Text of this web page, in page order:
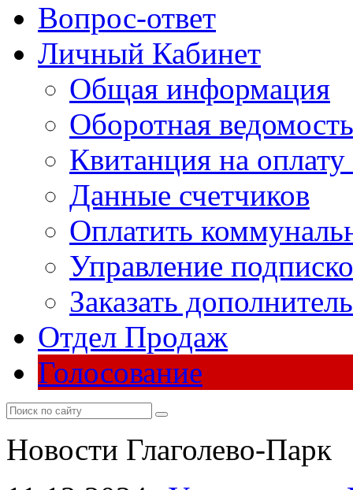
Вопрос-ответ
Личный Кабинет
Общая информация
Оборотная ведомость
Квитанция на
Данные счетчиков
Оплатить
Управление
Заказать
Отдел Продаж
Голосование
Новости Глаголево-Парк